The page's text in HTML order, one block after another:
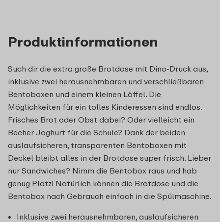
Produktinformationen
Such dir die extra große Brotdose mit Dino-Druck aus,
inklusive zwei herausnehmbaren und verschließbaren
Bentoboxen und einem kleinen Löffel. Die
Möglichkeiten für ein tolles Kinderessen sind endlos.
Frisches Brot oder Obst dabei? Oder vielleicht ein
Becher Joghurt für die Schule? Dank der beiden
auslaufsicheren, transparenten Bentoboxen mit
Deckel bleibt alles in der Brotdose super frisch. Lieber
nur Sandwiches? Nimm die Bentobox raus und hab
genug Platz! Natürlich können die Brotdose und die
Bentobox nach Gebrauch einfach in die Spülmaschine.
Inklusive zwei herausnehmbaren, auslaufsicheren